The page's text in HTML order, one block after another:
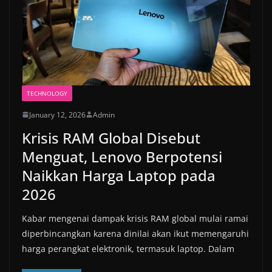
TECHNOLOGY
January 12, 2026 Admin
Krisis RAM Global Disebut
Menguat, Lenovo Berpotensi
Naikkan Harga Laptop pada
2026
Kabar mengenai dampak krisis RAM global mulai ramai
diperbincangkan karena dinilai akan ikut memengaruhi
harga perangkat elektronik, termasuk laptop. Dalam